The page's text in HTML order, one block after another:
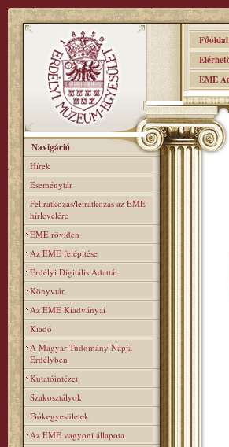
Főoldal
EME
Navigáció
Hírek
Eseménytár
Feliratkozás/leiratkozás az EME
hírlevelére
EME röviden
Az EME felépitése
Erdélyi Digitális Adattár
Könyvtár
Az EME Kiadványai
Kiadó
A Magyar Tudomány Napja
Erdélyben
Kutatóintézet
Szakosztályok
Fiókegyesületek
Az EME vagyoni állapota